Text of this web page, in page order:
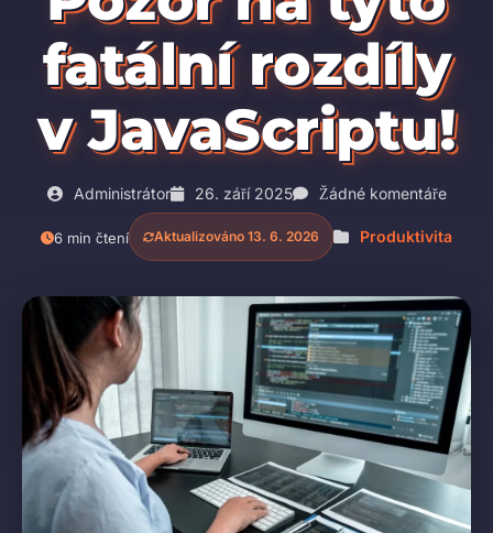
fatální rozdíly
v JavaScriptu!
Administrátor 26. září 2025 Žádné komentáře
6 min čtení Aktualizováno 13. 6. 2026 Produktivita